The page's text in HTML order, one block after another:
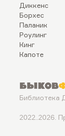
Диккенс
Борхес
Паланик
Роулинг
Кинг
Капоте
Быков
Библиотека
2022..2026.